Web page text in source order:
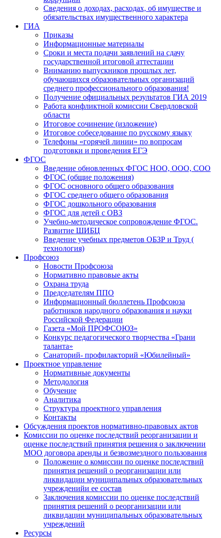
Сведения о доходах, расходах, об имуществе и
обязательствах имущественного характера
ГИА
Приказы
Информационные материалы
Сроки и места подачи заявлений на сдачу
государственной итоговой аттестации
Вниманию выпускников прошлых лет,
обучающихся образовательных организаций
среднего профессионального образования!
Получение официальных результатов ГИА 2019
Работа конфликтной комиссии Свердловской
области
Итоговое сочинение (изложение)
Итоговое собеседование по русскому языку
Телефоны «горячей линии» по вопросам
подготовки и проведения ЕГЭ
ФГОС
Введение обновленных ФГОС НОО, ООО, СОО
ФГОС (общие положения)
ФГОС основного общего образования
ФГОС среднего общего образования
ФГОС дошкольного образования
ФГОС для детей с ОВЗ
Учебно-методическое сопровождение ФГОС.
Развитие ШИБЦ
Введение учебных предметов ОБЗР и Труд (
технология)
Профсоюз
Новости Профсоюза
Нормативно правовые акты
Охрана труда
Председателям ППО
Информационный бюллетень Профсоюза
работников народного образования и науки
Российской Федерации
Газета «Мой ПРОФСОЮЗ»
Конкурс педагогического творчества «Грани
таланта»
Санаторий- профилакторий «Юбилейный»
Проектное управление
Нормативные документы
Методология
Обучение
Аналитика
Структура проектного управления
Контакты
Обсуждения проектов нормативно-правовых актов
Комиссии по оценке последствий реорганизации и
оценке последствий принятия решения о заключении
МОО договора аренды и безвозмездного пользования
Положение о комиссии по оценке последствий
принятия решений о реорганизации или
ликвидации муниципальных образовательных
учрежденийи ее состав
Заключения комиссии по оценке последствий
принятия решений о реорганизации или
ликвидации муниципальных образовательных
учреждений
Ресурсы